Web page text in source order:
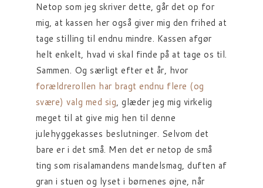
Netop som jeg skriver dette, går det op for
mig, at kassen her også giver mig den frihed at
tage stilling til endnu mindre. Kassen afgør
helt enkelt, hvad vi skal finde på at tage os til.
Sammen. Og særligt efter et år, hvor
forældrerollen har bragt endnu flere (og
svære) valg med sig, glæder jeg mig virkelig
meget til at give mig hen til denne
julehyggekasses beslutninger. Selvom det
bare er i det små. Men det er netop de små
ting som risalamandens mandelsmag, duften af
gran i stuen og lyset i børnenes øjne, når